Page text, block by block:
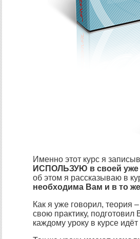
Именно этот курс я
ИСПОЛЬЗУЮ в своей уже
об этом я рассказываю в
необходима Вам и в то
Как я уже говорил, теория
свою практику, подготовил
каждому уроку в курсе